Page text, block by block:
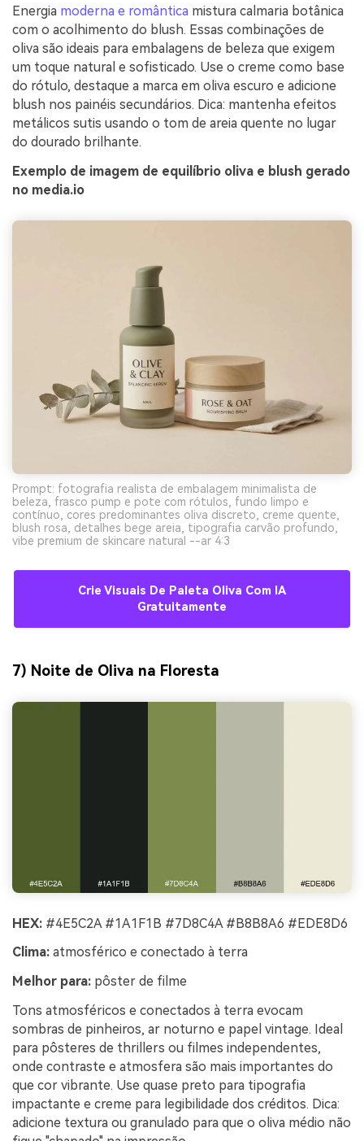
Energia moderna e romântica mistura calmaria botânica
com o acolhimento do blush. Essas combinações de
oliva são ideais para embalagens de beleza que exigem
um toque natural e sofisticado. Use o creme como base
do rótulo, destaque a marca em oliva escuro e adicione
blush nos painéis secundários. Dica: mantenha efeitos
metálicos sutis usando o tom de areia quente no lugar
do dourado brilhante.
Exemplo de imagem de equilíbrio oliva e blush gerado
no media.io
Prompt: fotografia realista de embalagem minimalista de
beleza, frasco pump e pote com rótulos, fundo limpo e
contínuo, cores predominantes oliva discreto, creme quente,
blush rosa, detalhes bege areia, tipografia carvão profundo,
vibe premium de skincare natural --ar 4:3
Crie Visuais De Paleta Oliva Com IA
Gratuitamente
7) Noite de Oliva na Floresta
HEX: #4E5C2A #1A1F1B #7D8C4A #B8B8A6 #EDE8D6
Clima: atmosférico e conectado à terra
Melhor para: pôster de filme
Tons atmosféricos e conectados à terra evocam
sombras de pinheiros, ar noturno e papel vintage. Ideal
para pôsteres de thrillers ou filmes independentes,
onde contraste e atmosfera são mais importantes do
que cor vibrante. Use quase preto para tipografia
impactante e creme para legibilidade dos créditos. Dica:
adicione textura ou granulado para que o oliva médio não